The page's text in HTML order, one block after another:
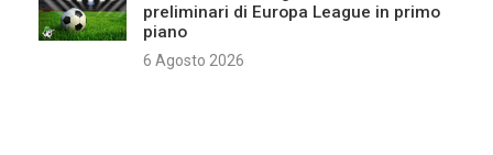
preliminari di Europa League in primo
piano
6 Agosto 2026